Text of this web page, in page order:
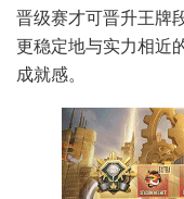
晋级赛才可晋升王牌
更稳定地与实力相近
成就感。